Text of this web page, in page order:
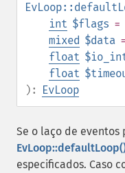
int $flags =
mixed $data
float
float
):
EvLoop
Se o laço de eventos
especificados. Caso